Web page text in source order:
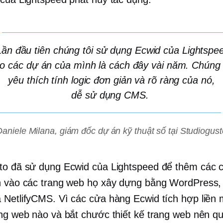
đầu tiên chúng tôi sử dụng Ecwid của
các dự án của mình là cách đây vài năm. Chúng
yêu thích tính logic đơn giản và rõ ràng của nó,
dễ sử dụng CMS.
Milana, giám đốc dự án kỹ thuật số tại
đã sử dụng Ecwid của Lightspeed để thêm các
các trang web họ xây dựng bằng
NetlifyCMS. Vì các cửa hàng Ecwid tích hợp liền
web nào và bắt chước thiết kế trang web nên